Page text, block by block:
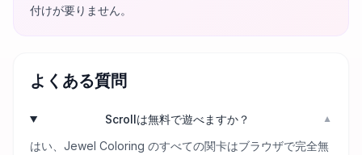
付けが要りません。
よくある質問
Scrollは無料で遊べますか？ ▼
はい、Jewel Coloring のすべての関卡はブラウザで完全無